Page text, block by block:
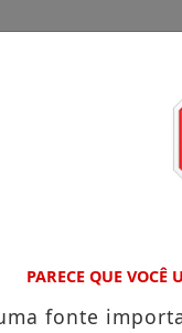
ATUAÇÃO
PARECE QUE
fonte